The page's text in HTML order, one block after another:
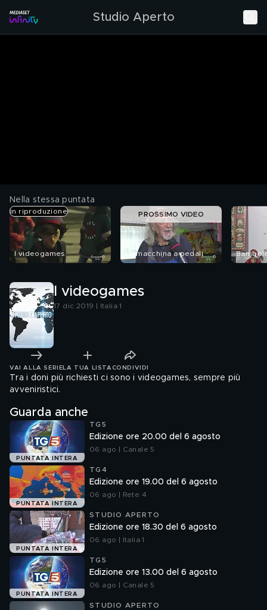
Studio Aperto
Nella stessa puntata
in riproduzione
I videogames La macchina a pedali
PROSSIMO VIDEO
I videogames
17 dic 2019 | Italia 1
VAI ALLA SERIE LA TUA LISTA CONDIVIDI
Tra i doni più richiesti ci sono i videogames, sempre più
avveniristici.
Guarda anche
PUNTATA INTERA
TG5
Edizione ore 20.00 del 6 agosto
06 ago | Canale 5
PUNTATA INTERA
TG4
Edizione ore 19.00 del 6 agosto
06 ago | Rete 4
PUNTATA INTERA
STUDIO APERTO
Edizione ore 18.30 del 6 agosto
06 ago | Italia 1
PUNTATA INTERA
TG5
Edizione ore 13.00 del 6 agosto
06 ago | Canale 5
STUDIO APERTO